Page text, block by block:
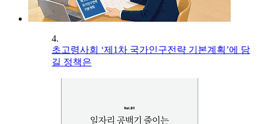
4.
초고령사회 ‘제1차 국가인구전략 기본계획’에 담
길 정책은